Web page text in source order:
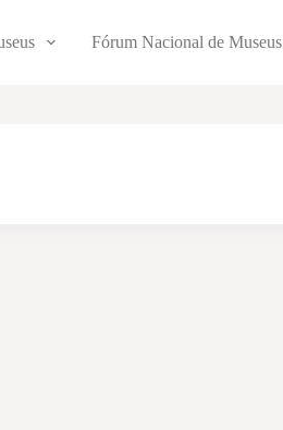
Fórum Nacional de Museus